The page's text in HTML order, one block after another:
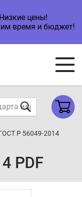
Низкие цены!
время и бюджет!
Р 56049-2014
PDF